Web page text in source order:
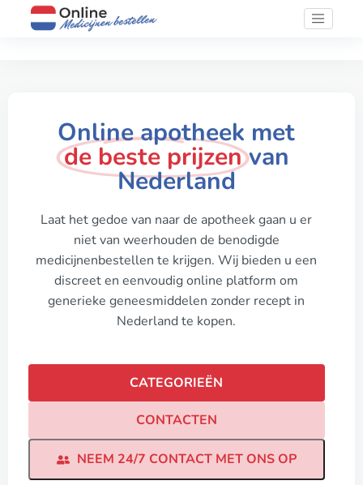
Online apotheek met
de beste prijzenvan
Nederland
Laat het gedoe van naar de apotheek gaan u er
niet van weerhouden de benodigde
medicijnenbestellen te krijgen. Wij bieden u een
discreet en eenvoudig online platform om
generieke geneesmiddelen zonder recept in
Nederland te kopen.
CATEGORIEËN
CONTACTEN
NEEM 24/7 CONTACT MET ONS OP